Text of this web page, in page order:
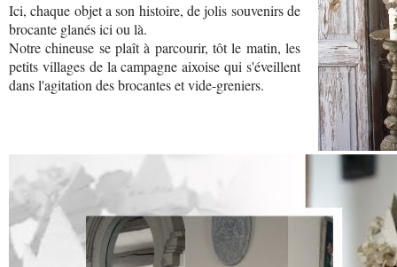
Ici, chaque objet a son histoire, de jolis souvenirs de
brocante glanés ici ou là.
Notre chineuse se plaît à parcourir, tôt le matin, les
petits villages de la campagne aixoise qui s'éveillent
dans l'agitation des brocantes et vide-greniers.